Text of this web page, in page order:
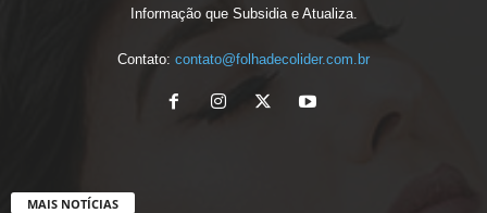
Informação que Subsidia e Atualiza.
Contato: contato@folhadecolider.com.br
MAIS NOTÍCIAS